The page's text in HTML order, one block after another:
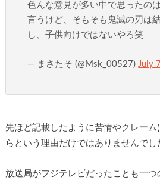
色んな意見が多い中で思ったの
言うけど、そもそも鬼滅の刃は
し、子供向けではないやろ笑
— まさたそ (@Msk_00527) July
先ほど記載したように苦情やクレー
らという理由だけではありませんでし
放送局がフジテレビだったことも一つ